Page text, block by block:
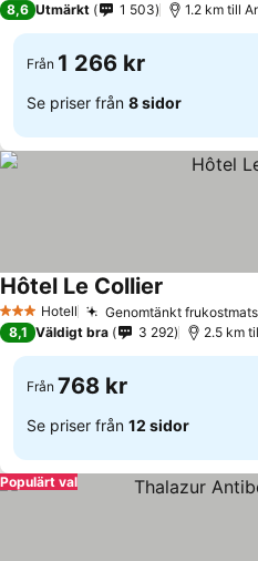
8,6 Utmärkt 1 503 1.2 km till
Från 1 266 kr
Se priser från 8 sidor
3 StjärnorHotell Genomtänkt
Hôtel Le Collier
8,1 Väldigt bra 3 292 2.5 km
Från 768 kr
Se priser från 12 sidor
Populärt val